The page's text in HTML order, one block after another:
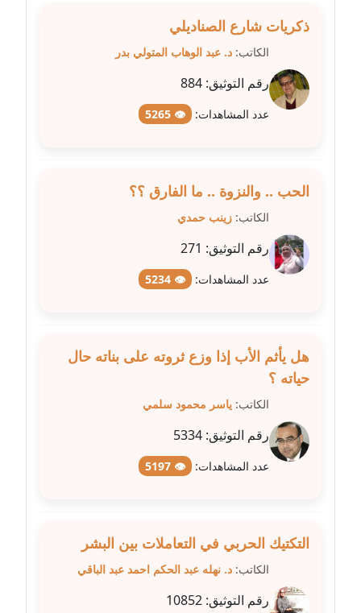
عاملة
عاملة
مدونة سوميه الالفي
مدونة شادي الربابعة
عاملة
مدونة شرف الدين محمد
مدونة شيماء الجمل
مدونة شيماء حسني
عاملة
مدونة شيماء عصام
عاملة
مدونة شيماء عمارة
ذكريات شارع الصناديلي
الكاتب: د. عبد الوهاب المتولي بدر
رقم التوثيق: 884
عدد المشاهدات: 👁 5265
الحب .. والنزوة .. ما الفارق ؟؟
الكاتب: زينب حمدي
رقم التوثيق: 271
عدد المشاهدات: 👁 5234
هل يأثم الأب إذا وزع ثروته على بناته حال
حياته ؟
الكاتب: ياسر محمود سلمي
رقم التوثيق: 5334
عدد المشاهدات: 👁 5197
التكتيك الحربي في التعاملات بين البشر
الكاتب: د. نهله عبد الحكم احمد عبد الباقي
رقم التوثيق: 10852